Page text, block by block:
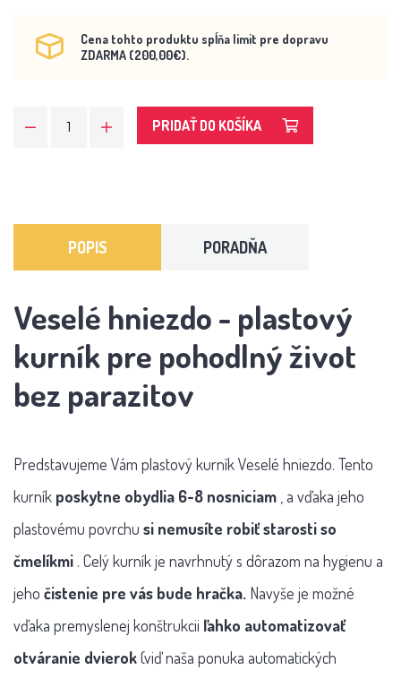
Cena tohto produktu spĺňa limit pre dopravu
ZDARMA (200,00€).
PRIDAŤ DO KOŠÍKA
POPIS PORADŇA
Veselé hniezdo - plastový
kurník pre pohodlný život
bez parazitov
Predstavujeme Vám plastový kurník Veselé hniezdo. Tento
kurník poskytne obydlia 6-8 nosniciam , a vďaka jeho
plastovému povrchu si nemusíte robiť starosti so
čmelíkmi . Celý kurník je navrhnutý s dôrazom na hygienu a
jeho čistenie pre vás bude hračka. Navyše je možné
vďaka premyslenej konštrukcii ľahko automatizovať
otváranie dvierok(viď naša ponuka automatických